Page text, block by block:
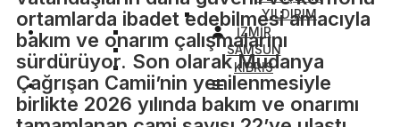
YILDIRIM
İZMİR
SAMSUN
KIBRIS
ortamlarda ibadet edebilmesi amacıyla
bakım ve onarım çalışmalarını
sürdürüyor. Son olarak Mudanya
Çağrışan Camii’nin yenilenmesiyle
birlikte 2026 yılında bakım ve onarımı